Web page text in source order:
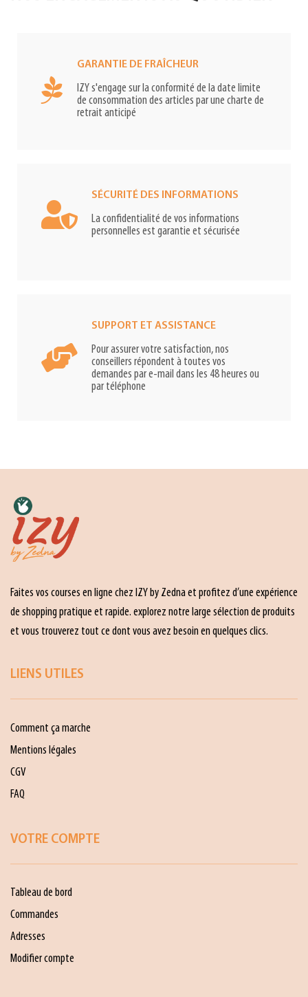
GARANTIE DE FRAÎCHEUR
IZY s'engage sur la conformité de la date limite
de consommation des articles par une charte de
retrait anticipé
SÉCURITÉ DES INFORMATIONS
La confidentialité de vos informations
personnelles est garantie et sécurisée
SUPPORT ET ASSISTANCE
Pour assurer votre satisfaction, nos
conseillers répondent à toutes vos
demandes par e-mail dans les 48 heures ou
par téléphone
Faites vos courses en ligne chez IZY by Zedna et profitez d’une expérience
de shopping pratique et rapide. explorez notre large sélection de produits
et vous trouverez tout ce dont vous avez besoin en quelques clics.
LIENS UTILES
Comment ça marche
Mentions légales
CGV
FAQ
VOTRE COMPTE
Tableau de bord
Commandes
Adresses
Modifier compte